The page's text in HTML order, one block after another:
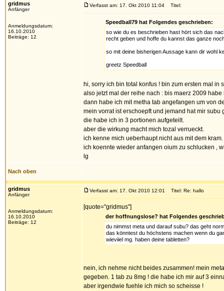
gridmus
Anfänger
Anmeldungsdatum:
16.10.2010
Beiträge: 12
Verfasst am: 17. Okt 2010 11:04 Titel:
Speedball79 hat Folgendes geschrieben:
so wie du es beschrieben hast hört sich das
recht geben und hoffe du kannst das ganze
so mit deine bisherigen Aussage kann dir wohl
greetz Speedball
hi, sorry ich bin total konfus ! bin zum ersten mal in
also jetzt mal der reihe nach : bis maerz 2009
dann habe ich mit metha tab angefangen um von
mein vorrat ist erschoepft und jemand hat mir subu
die habe ich in 3 portionen aufgeteilt.
aber die wirkung macht mich tozal verrueckt.
ich kenne mich ueberhaupt nicht aus mit dem kram.
ich koennte wieder anfangen oium zu schlucken ,
lg
Nach oben
gridmus
Anfänger
Anmeldungsdatum:
16.10.2010
Beiträge: 12
Verfasst am: 17. Okt 2010 12:01 Titel: Re: hallo
[quote="gridmus"]
der hoffnungslose? hat Folgendes
du nimmst meta und darauf subu? das geht
das könntest du höchstens machen wenn du
wieviiel mg. haben deine tabletten?
nein, ich nehme nicht beides zusammen! mein
gegeben. 1 tab zu 8mg ! die habe ich mir auf 3
aber irgendwie fuehle ich mich so scheisse !